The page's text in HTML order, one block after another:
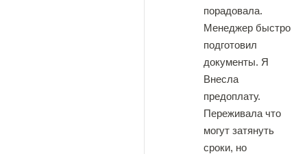
порадовала.
Менеджер быстро
подготовил
документы. Я
Внесла
предоплату.
Переживала что
могут затянуть
сроки, но